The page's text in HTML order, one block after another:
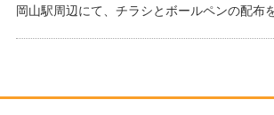
岡山駅周辺にて、チラシとボールペンの配布